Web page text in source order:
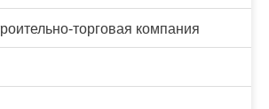
торговая компания